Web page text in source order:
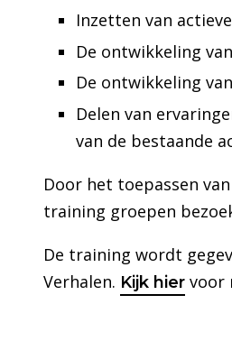
Inzetten van
De ontwikkeling
De ontwikkeling
Delen van
van de bestaande
Door het toepassen
training groepen
De training wordt
Verhalen. Kijk hier voor